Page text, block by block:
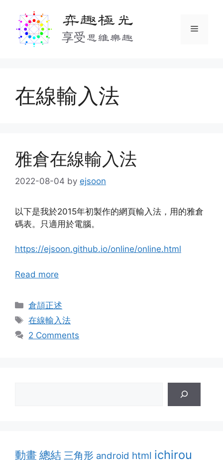
content
弈趣極光
享受思維樂趣
Menu
在線輸入法
雅倉在線輸入法
2022-08-04 by ejsoon
以下是我於2015年初製作的網頁輸入法，用的雅倉
碼表。只適用於電腦。
https://ejsoon.github.io/online/online.html
Read more
Categories
倉頡正述
Tags
在線輸入法
2 Comments
動畫 總結 三角形 android html ichirou